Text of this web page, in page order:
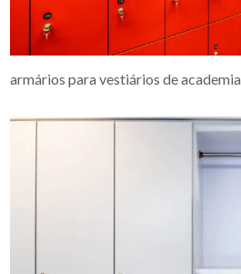
armários para vestiários de academia